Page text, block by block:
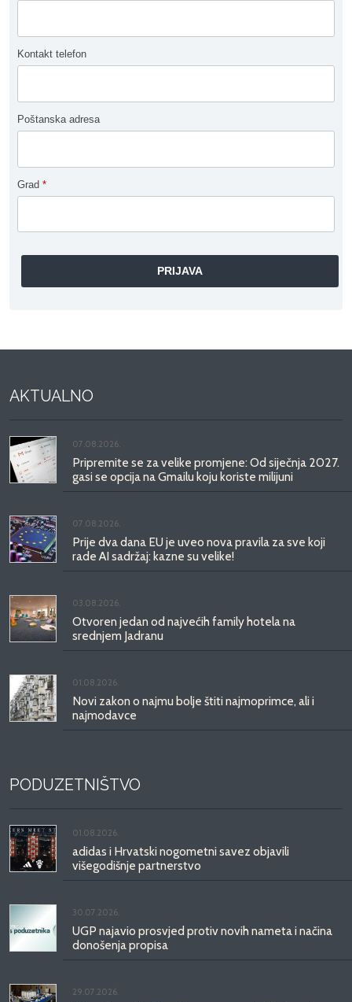
Kontakt telefon
Poštanska adresa
Grad *
AKTUALNO
07.08.2026.
Pripremite se za velike promjene: Od siječnja 2027.
gasi se opcija na Gmailu koju koriste milijuni
07.08.2026.
Prije dva dana EU je uveo nova pravila za sve koji
rade AI sadržaj: kazne su velike!
03.08.2026.
Otvoren jedan od najvećih family hotela na
srednjem Jadranu
01.08.2026.
Novi zakon o najmu bolje štiti najmoprimce, ali i
najmodavce
PODUZETNIŠTVO
01.08.2026.
adidas i Hrvatski nogometni savez objavili
višegodišnje partnerstvo
30.07.2026.
UGP najavio prosvjed protiv novih nameta i načina
donošenja propisa
29.07.2026.